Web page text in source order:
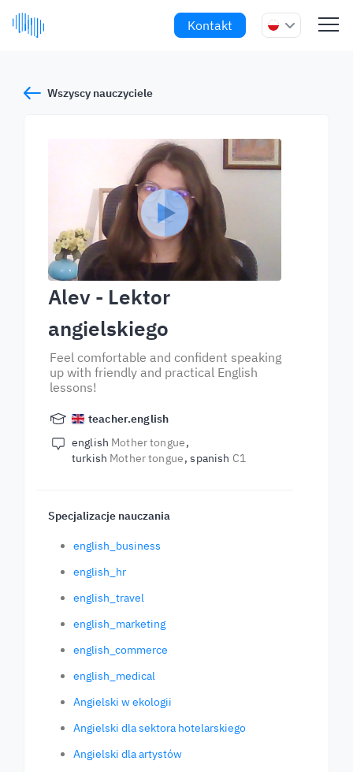
Kontakt
Wszyscy nauczyciele
Alev - Lektor
angielskiego
Feel comfortable and confident speaking
up with friendly and practical English
lessons!
teacher.english
english Mother tongue
turkish Mother tongue spanish C1
Specjalizacje nauczania
english_business
english_hr
english_travel
english_marketing
english_commerce
english_medical
Angielski w ekologii
Angielski dla sektora hotelarskiego
Angielski dla artystów